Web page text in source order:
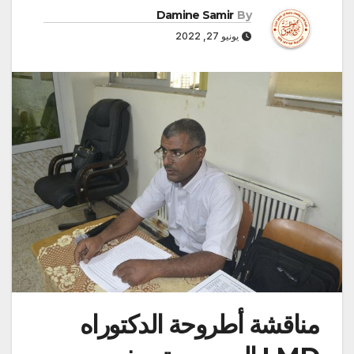
By
Damine Samir
يونيو 27, 2022
مناقشة أطروحة الدكتوراه